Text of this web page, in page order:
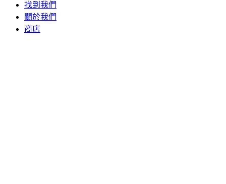
找到我們
關於我們
商店